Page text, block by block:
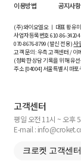
이용방법
공지사항
(주)와이오엘오 ㅣ 대표 황유미
사업자등록번호610-86-34204
070-8676-8799 (발신 전용)사
고객 문의: 우측 고객센터 / 이
(정확한 상담 기록을 위해 유
주소 [04004] 서울특별시 마
고객센터
평일 오전 11시 ~ 오후
E-mail :
크로켓 고객센